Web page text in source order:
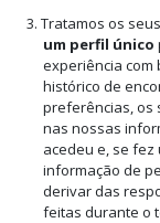
3. Tratamos os
um perfil único
experiência com
histórico de
preferências, os
nas nossas
acedeu e, se
informação de
derivar das
feitas durante o